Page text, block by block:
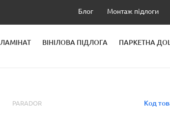
Блог Монтаж підлоги
ЛАМІНАТ ВІНІЛОВА ПІДЛОГА ПАРКЕТНА
Код
PARADOR